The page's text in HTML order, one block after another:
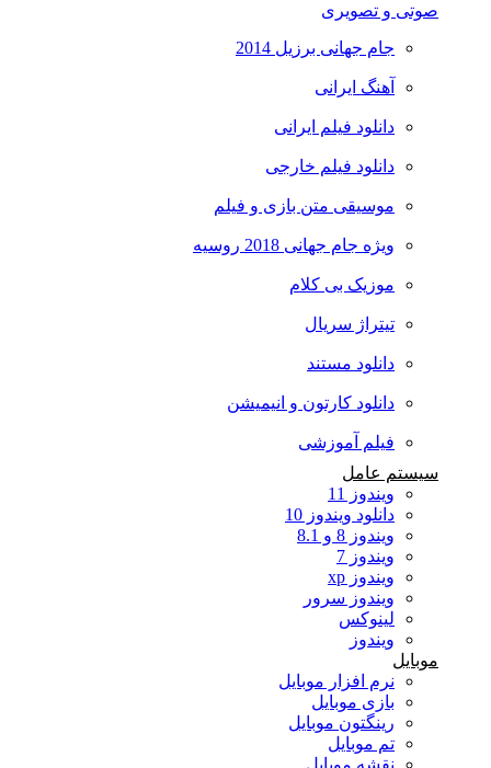
صوتی و تصویری
جام جهانی برزیل 2014
آهنگ ایرانی
دانلود فیلم ایرانی
دانلود فیلم خارجی
موسیقی متن بازی و فیلم
ویژه جام جهانی 2018 روسیه
موزیک بی کلام
تیتراژ سریال
دانلود مستند
دانلود کارتون و انیمیشن
فیلم آموزشی
سیستم عامل
ویندوز 11
دانلود ویندوز 10
ویندوز 8 و 8.1
ویندوز 7
ویندوز xp
ویندوز سرور
لینوکس
ویندوز
نرم افزار موبایل
بازی موبایل
رینگتون موبایل
تم موبایل
نقشه موبایل